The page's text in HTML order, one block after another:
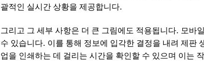
괄적인 실시간 상황을 제공합니다.
그리고 그 세부 사항은 더 큰 그림에도 적용됩니다. 모바
수 있습니다. 이를 통해 정보에 입각한 결정을 내려 제판
업을 인쇄하는 데 걸리는 시간을 확인할 수 있으며 이는